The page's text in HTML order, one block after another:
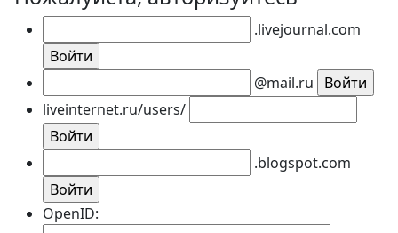
.livejournal.com
@mail.ru
liveinternet.ru/users/
.blogspot.com
OpenID: